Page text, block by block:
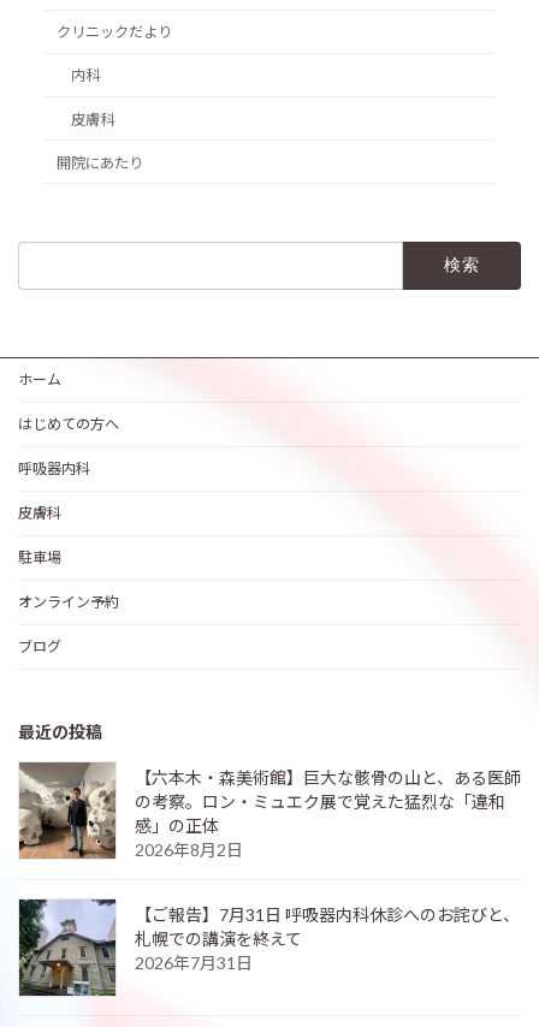
クリニックだより
内科
皮膚科
開院にあたり
ホーム
はじめての方へ
呼吸器内科
皮膚科
駐車場
オンライン予約
ブログ
最近の投稿
【六本木・森美術館】巨大な骸骨の山と、ある医師
の考察。ロン・ミュエク展で覚えた猛烈な「違和
感」の正体
2026年8月2日
【ご報告】7月31日 呼吸器内科休診へのお詫びと、
札幌での講演を終えて
2026年7月31日